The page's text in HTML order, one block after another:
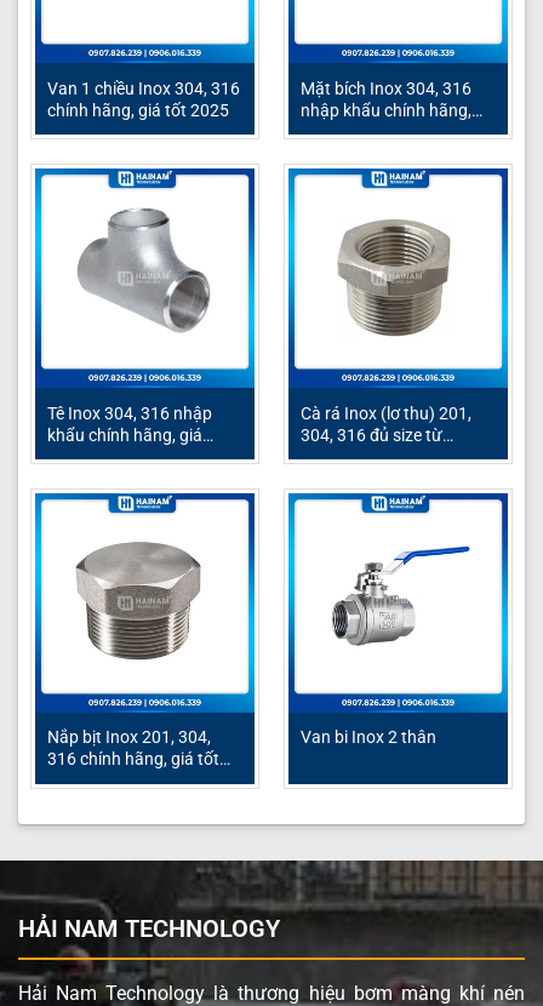
Van 1 chiều Inox 304, 316
chính hãng, giá tốt 2025
Mặt bích Inox 304, 316
nhập khẩu chính hãng,
giá tốt 2025
Tê Inox 304, 316 nhập
khẩu chính hãng, giá
cạnh tranh
Cà rá Inox (lơ thu) 201,
304, 316 đủ size từ
DN15–DN200
Nắp bịt Inox 201, 304,
316 chính hãng, giá tốt
2025
Van bi Inox 2 thân
HẢI NAM TECHNOLOGY
Hải Nam Technology là thương hiệu bơm màng khí nén